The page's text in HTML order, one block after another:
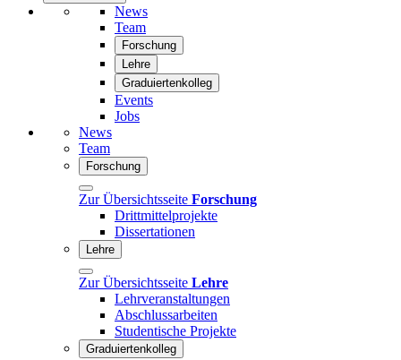
News
Team
Forschung
Lehre
Graduiertenkolleg
Events
Jobs
News
Team
Forschung
Zur Übersichtsseite Forschung
Drittmittelprojekte
Dissertationen
Lehre
Zur Übersichtsseite Lehre
Lehrveranstaltungen
Abschlussarbeiten
Studentische Projekte
Graduiertenkolleg